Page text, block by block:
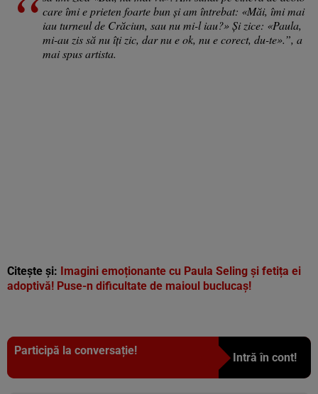
care îmi e prieten foarte bun și am întrebat: «Măi, îmi mai
iau turneul de Crăciun, sau nu mi-l iau?» Și zice: «Paula,
mi-au zis să nu îți zic, dar nu e ok, nu e corect, du-te».”, a
mai spus artista.
Citește și: Imagini emoționante cu Paula Seling și fetița ei
adoptivă! Puse-n dificultate de maioul buclucaș!
Participă la conversație!
Intră în cont!